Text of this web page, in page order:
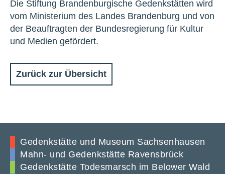
Die Stiftung Brandenburgische Gedenkstätten wird
vom Ministerium des Landes Brandenburg und von
der Beauftragten der Bundesregierung für Kultur
und Medien gefördert.
Zurück zur Übersicht
Gedenkstätte und Museum Sachsenhausen
Mahn- und Gedenkstätte Ravensbrück
Gedenkstätte Todesmarsch im Belower Wald